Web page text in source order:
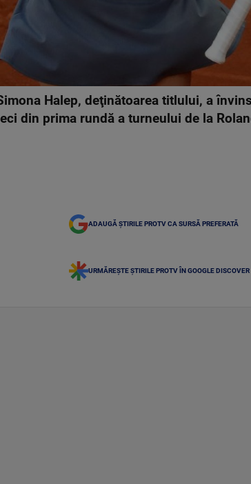
Halep, deţinătoarea titlului, a
din prima rundă a turneului de la
ADAUGĂ ȘTIRILE PROTV CA SURSĂ PREFERATĂ
URMĂREȘTE ȘTIRILE PROTV ÎN GOOGLE DISCOVER